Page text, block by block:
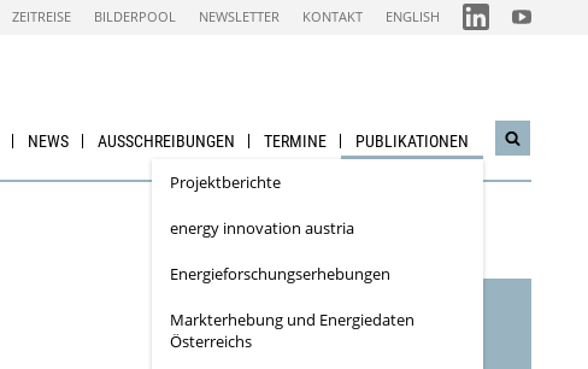
ZEITREISE BILDERPOOL NEWSLETTER KONTAKT ENGLISH FOLGEN
SIE
FOLGEN
SIE
NEWS AUSSCHREIBUNGEN TERMINE PUBLIKATIONEN
Projektberichte
energy innovation austria
Energieforschungs­erhebungen
Markterhebung und Energiedaten
ÖsterreichsInhaltsverzeichnis